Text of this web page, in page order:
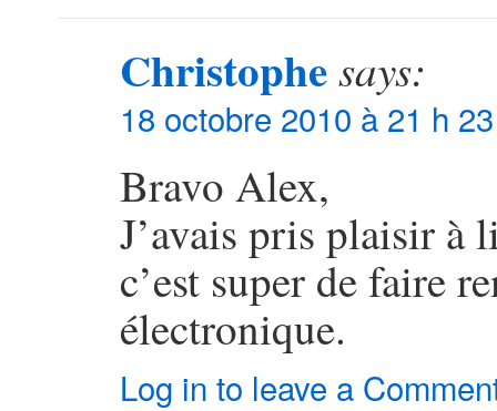
Christophesays:
18 octobre 2010 à 21 h
Bravo Alex,
J’avais pris plaisir à
c’est super de faire
électronique.
Log in to leave a